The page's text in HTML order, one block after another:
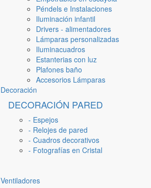
Péndels e Instalaciones
Iluminación infantil
Drivers - alimentadores
Lámparas personalizadas
Iluminacuadros
Estanterias con luz
Plafones baño
Accesorios Lámparas
Decoración
DECORACIÓN PARED
- Espejos
- Relojes de pared
- Cuadros decorativos
- Fotografías en Cristal
Ventiladores